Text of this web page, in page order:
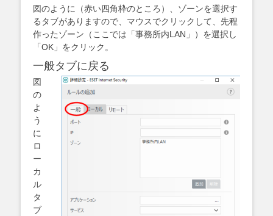
図のように（赤い四角枠のところ）、ゾーンを選択す
るタブがありますので、マウスでクリックして、先程
作ったゾーン（ここでは「事務所内LAN」）を選択し
「OK」をクリック。
一般タブに戻る
図
の
よ
う
に
ロ
ー
カ
ル
タ
ブ